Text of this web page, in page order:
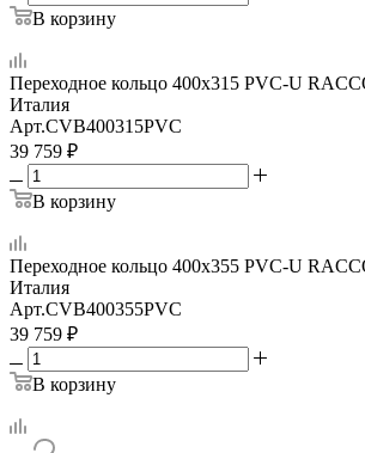
В корзину
Переходное кольцо 400х315 PVC-U
Италия
Арт.CVB400315PVC
39 759 ₽
В корзину
Переходное кольцо 400х355 PVC-U
Италия
Арт.CVB400355PVC
39 759 ₽
В корзину